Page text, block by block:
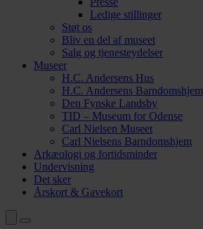
Ledige stillinger
Støt os
Bliv en del af museet
Salg og tjenesteydelser
Museer
H.C. Andersens Hus
H.C. Andersens Barndomshjem
Den Fynske Landsby
TID – Museum for Odense
Carl Nielsen Museet
Carl Nielsens Barndomshjem
Arkæologi og fortidsminder
Undervisning
Det sker
Årskort & Gavekort